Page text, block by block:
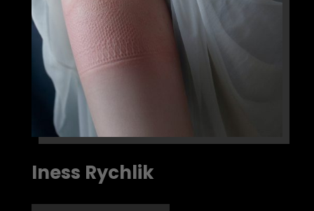
Iness Rychlik